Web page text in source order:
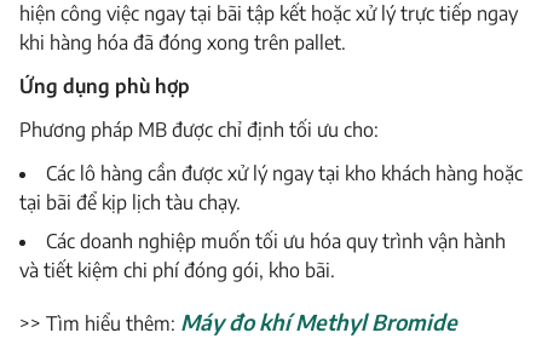
hiện công việc ngay tại bãi tập kết hoặc xử lý trực tiếp ngay
khi hàng hóa đã đóng xong trên pallet.
Ứng dụng phù hợp
Phương pháp MB được chỉ định tối ưu cho:
Các lô hàng cần được xử lý ngay tại kho khách hàng hoặc
tại bãi để kịp lịch tàu chạy.
Các doanh nghiệp muốn tối ưu hóa quy trình vận hành
và tiết kiệm chi phí đóng gói, kho bãi.
>> Tìm hiểu thêm: Máy đo khí Methyl Bromide